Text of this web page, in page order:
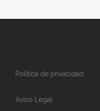
Política de privacidad
Aviso Legal